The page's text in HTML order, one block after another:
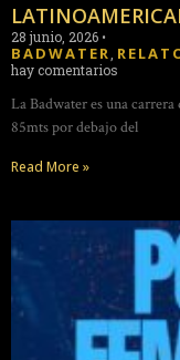
28 junio, 2026 •
BADWATER
hay comentarios
La Badwater es una
85mts por debajo del
Read More »